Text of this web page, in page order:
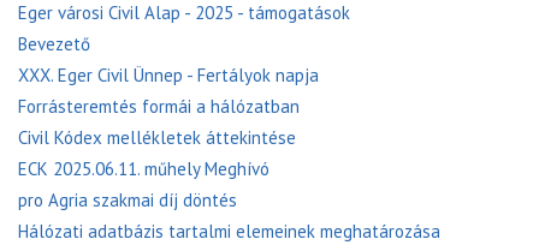
Eger városi Civil Alap - 2025 - támogatások
Bevezető
XXX. Eger Civil Ünnep - Fertályok napja
Forrásteremtés formái a hálózatban
Civil Kódex mellékletek áttekintése
ECK 2025.06.11. műhely Meghívó
pro Agria szakmai díj döntés
Hálózati adatbázis tartalmi elemeinek meghatározása